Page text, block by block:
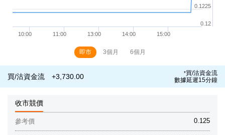
即市 3個月 6個月
買/沽資金流 +3,730.00 *買/沽資金流
數據延遲15分鐘
收市競價
0.125
參考價